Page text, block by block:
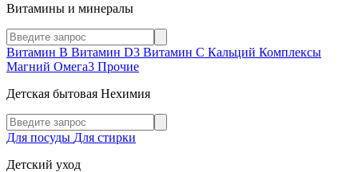
Витамины и минералы
Витамин В Витамин D3 Витамин С Кальций Комплексы
Магний Омега3 Прочие
Детская бытовая Нехимия
Для посуды Для стирки
Детский уход